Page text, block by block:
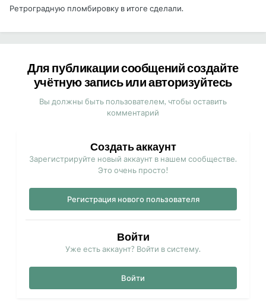
Ретроградную пломбировку в итоге сделали.
Для публикации сообщений создайте
учётную запись или авторизуйтесь
Вы должны быть пользователем, чтобы оставить
комментарий
Создать аккаунт
Зарегистрируйте новый аккаунт в нашем сообществе.
Это очень просто!
Регистрация нового пользователя
Войти
Уже есть аккаунт? Войти в систему.
Войти